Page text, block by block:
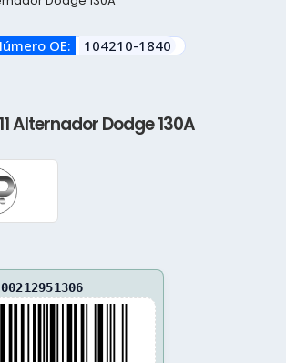
OE: 104210-1840
Alternador Dodge 130A